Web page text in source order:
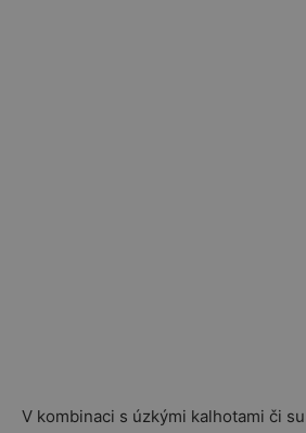
V kombinaci s úzkými kalhotami či